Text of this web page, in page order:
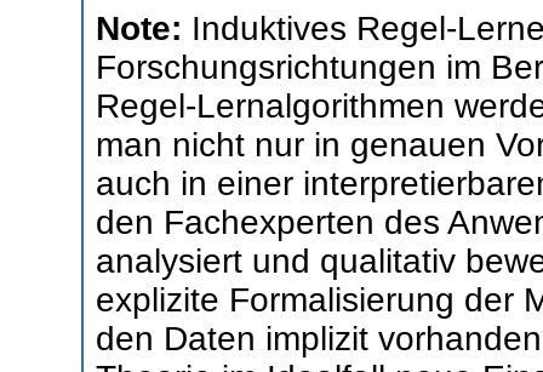
Note: Induktives Regel-
Forschungsrichtungen im
Regel-Lernalgorithmen
man nicht nur in genauen
auch in einer
den Fachexperten des
analysiert und qualitativ
explizite Formalisierung der
den Daten implizit